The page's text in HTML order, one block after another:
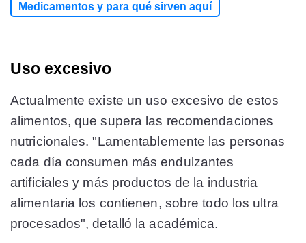
Medicamentos y para qué sirven aquí
Uso excesivo
Actualmente existe un uso excesivo de estos
alimentos, que supera las recomendaciones
nutricionales. "Lamentablemente las personas
cada día consumen más endulzantes
artificiales y más productos de la industria
alimentaria los contienen, sobre todo los ultra
procesados", detalló la académica.